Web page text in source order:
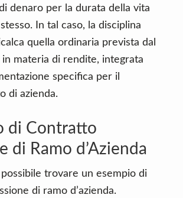
denaro per la durata della vita
In tal caso, la disciplina
quella ordinaria prevista dal
materia di rendite, integrata
specifica per il
di azienda.
di Contratto
di Ramo d’Azienda
trovare un esempio di
di ramo d’azienda.